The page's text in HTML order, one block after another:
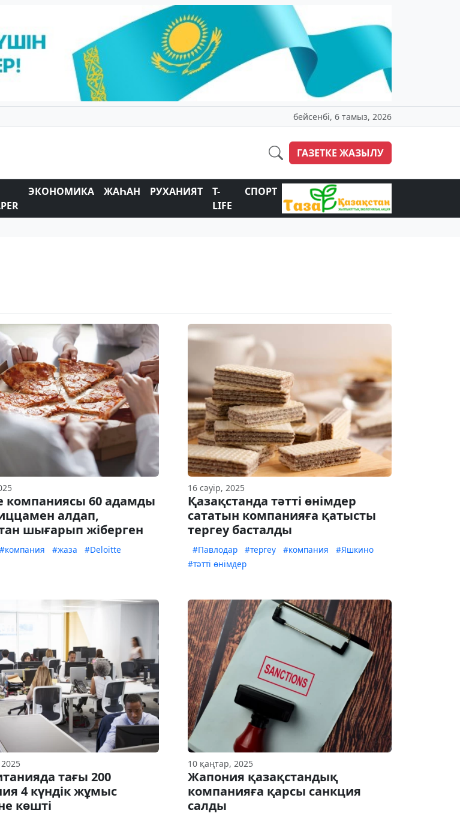
бейсенбі, 6 тамыз, 2026
ГАЗЕТКЕ ЖАЗЫЛУ
ЭКОНОМИКА ЖАҺАН РУХАНИЯТ
T-
LIFE
СПОРТ
компаниясы 60 адамды
алдап,
шығарып жіберген
#компания #жаза
#Deloitte
16 сәуір, 2025
Қазақстанда тәтті өнімдер
сататын компанияға қатысты
тергеу басталды
#Павлодар #тергеу #компания
#Яшкино
#тәтті өнімдер
тағы 200
4 күндік жұмыс
көшті
10 қаңтар, 2025
Жапония қазақстандық
компанияға қарсы санкция
салды